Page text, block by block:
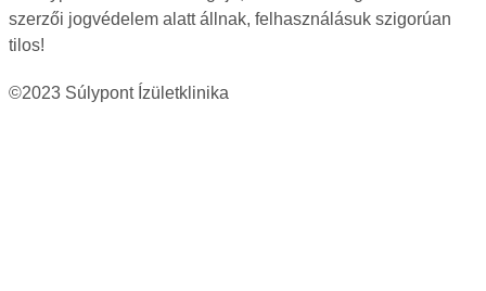
szerzői jogvédelem alatt állnak, felhasználásuk szigorúan
tilos!
©2023 Súlypont Ízületklinika